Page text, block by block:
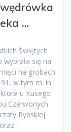
…
Świętych
się na
na grobach
w tym m. in.
u Kusego
Czerwonych
Rybskiej